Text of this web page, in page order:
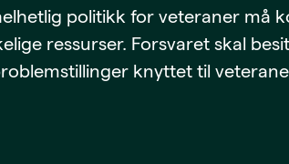
og pensjon
politikk for veteraner må
ressurser. Forsvaret skal
knyttet til